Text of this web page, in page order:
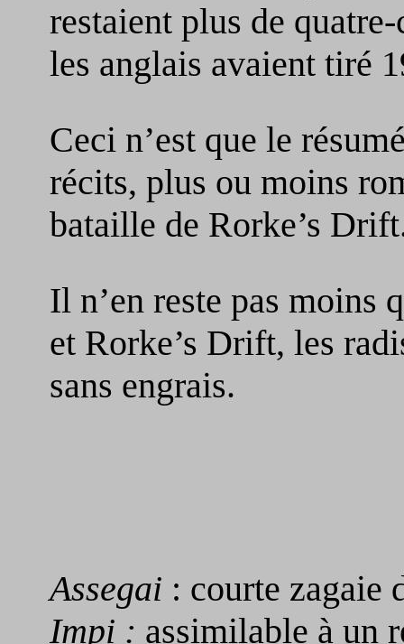
restaient plus de
les anglais avaient tiré
Ceci n’est que le
récits, plus ou moins
bataille de Rorke’s
Il n’en reste pas moins
et Rorke’s Drift, les
sans engrais.
Assegai : courte zagaie
Impi : assimilable à un